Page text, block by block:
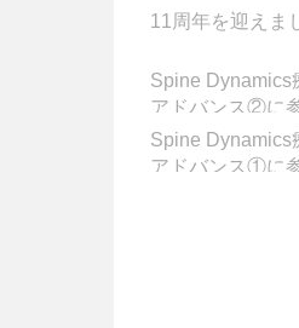
11周年を迎えま
Spine Dynamics
アドバンス②に
してきました!
Spine Dynamics
アドバンス①に